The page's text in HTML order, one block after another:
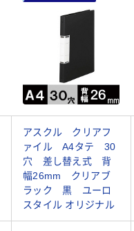
アスクル クリアフ
ァイル A4タテ 30
穴 差し替え式 背
幅26mm クリアブ
ラック 黒 ユーロ
スタイル オリジナル